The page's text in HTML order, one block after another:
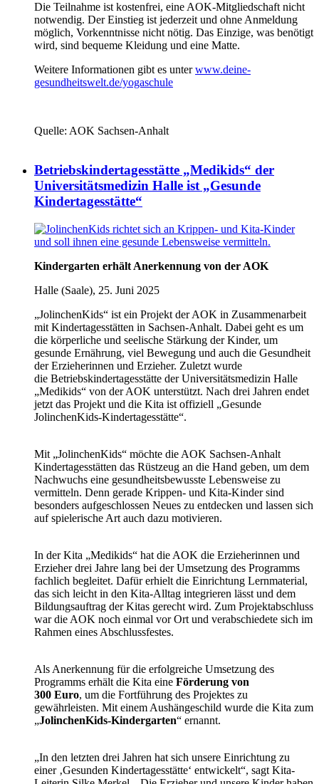
Die Teilnahme ist kostenfrei, eine AOK-Mitgliedschaft nicht
notwendig. Der Einstieg ist jederzeit und ohne Anmeldung
möglich, Vorkenntnisse nicht nötig. Das Einzige, was benötigt
wird, sind bequeme Kleidung und eine Matte.
Weitere Informationen gibt es unterwww.deine-
gesundheitswelt.de/yogaschule
Quelle: AOK Sachsen-Anhalt
Betriebskindertagesstätte „Medikids“ der
Universitätsmedizin Halle ist „Gesunde
Kindertagesstätte“
Kindergarten erhält Anerkennung von der AOK
Halle (Saale), 25. Juni 2025
„JolinchenKids“ ist ein Projekt der AOK in Zusammenarbeit
mit Kindertagesstätten in Sachsen-Anhalt. Dabei geht es um
die körperliche und seelische Stärkung der Kinder, um
gesunde Ernährung, viel Bewegung und auch die Gesundheit
der Erzieherinnen und Erzieher. Zuletzt wurde
die Betriebskindertagesstätte der Universitätsmedizin Halle
„Medikids“ von der AOK unterstützt. Nach drei Jahren endet
jetzt das Projekt und die Kita ist offiziell „Gesunde
JolinchenKids-Kindertagesstätte“.
Mit „JolinchenKids“ möchte die AOK Sachsen-Anhalt
Kindertagesstätten das Rüstzeug an die Hand geben, um dem
Nachwuchs eine gesundheitsbewusste Lebensweise zu
vermitteln. Denn gerade Krippen- und Kita-Kinder sind
besonders aufgeschlossen Neues zu entdecken und lassen sich
auf spielerische Art auch dazu motivieren.
In der Kita „Medikids“ hat die AOK die Erzieherinnen und
Erzieher drei Jahre lang bei der Umsetzung des Programms
fachlich begleitet. Dafür erhielt die Einrichtung Lernmaterial,
das sich leicht in den Kita-Alltag integrieren lässt und dem
Bildungsauftrag der Kitas gerecht wird. Zum Projektabschluss
war die AOK noch einmal vor Ort und verabschiedete sich im
Rahmen eines Abschlussfestes.
Als Anerkennung für die erfolgreiche Umsetzung des
Programms erhält die Kita eine Förderung von
300 Euro, um die Fortführung des Projektes zu
gewährleisten. Mit einem Aushängeschild wurde die Kita zum
„JolinchenKids-Kindergarten“ ernannt.
„In den letzten drei Jahren hat sich unsere Einrichtung zu
einer ‚Gesunden Kindertagesstätte‘ entwickelt“, sagt Kita-